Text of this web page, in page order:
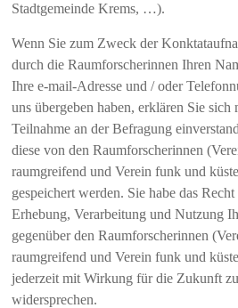
Stadtgemeinde Krems, …).
Wenn Sie zum Zweck der
durch die Raumforscherinnen Ihren
Ihre e-mail-Adresse und / oder
uns übergeben haben, erklären Sie sich
Teilnahme an der Befragung
diese von den Raumforscherinnen
raumgreifend und Verein funk und
gespeichert werden. Sie habe das Recht
Erhebung, Verarbeitung und Nutzung
gegenüber den Raumforscherinnen
raumgreifend und Verein funk und
jederzeit mit Wirkung für die Zukunft zu
widersprechen.